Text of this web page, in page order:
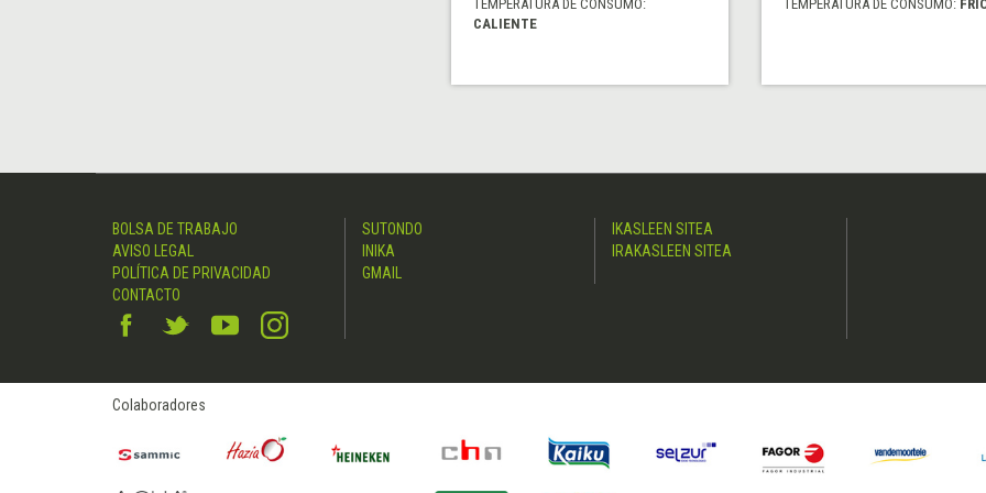
TEMPERATURA DE CONSUMO:
CALIENTE
TEMPERATURA DE CONSUMO:
BOLSA DE TRABAJO
AVISO LEGAL
POLÍTICA DE PRIVACIDAD
CONTACTO
SUTONDO
INIKA
GMAIL
IKASLEEN SITEA
IRAKASLEEN SITEA
Colaboradores